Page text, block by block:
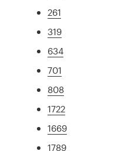
261
319
634
701
808
1722
1669
1789